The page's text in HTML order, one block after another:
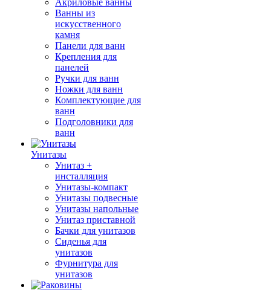
Акриловые ванны
Ванны из
искусственного
камня
Панели для ванн
Крепления для
панелей
Ручки для ванн
Ножки для ванн
Комплектующие для
ванн
Подголовники для
ванн
Унитазы
Унитаз +
инсталляция
Унитазы-компакт
Унитазы подвесные
Унитазы напольные
Унитаз приставной
Бачки для унитазов
Сиденья для
унитазов
Фурнитура для
унитазов